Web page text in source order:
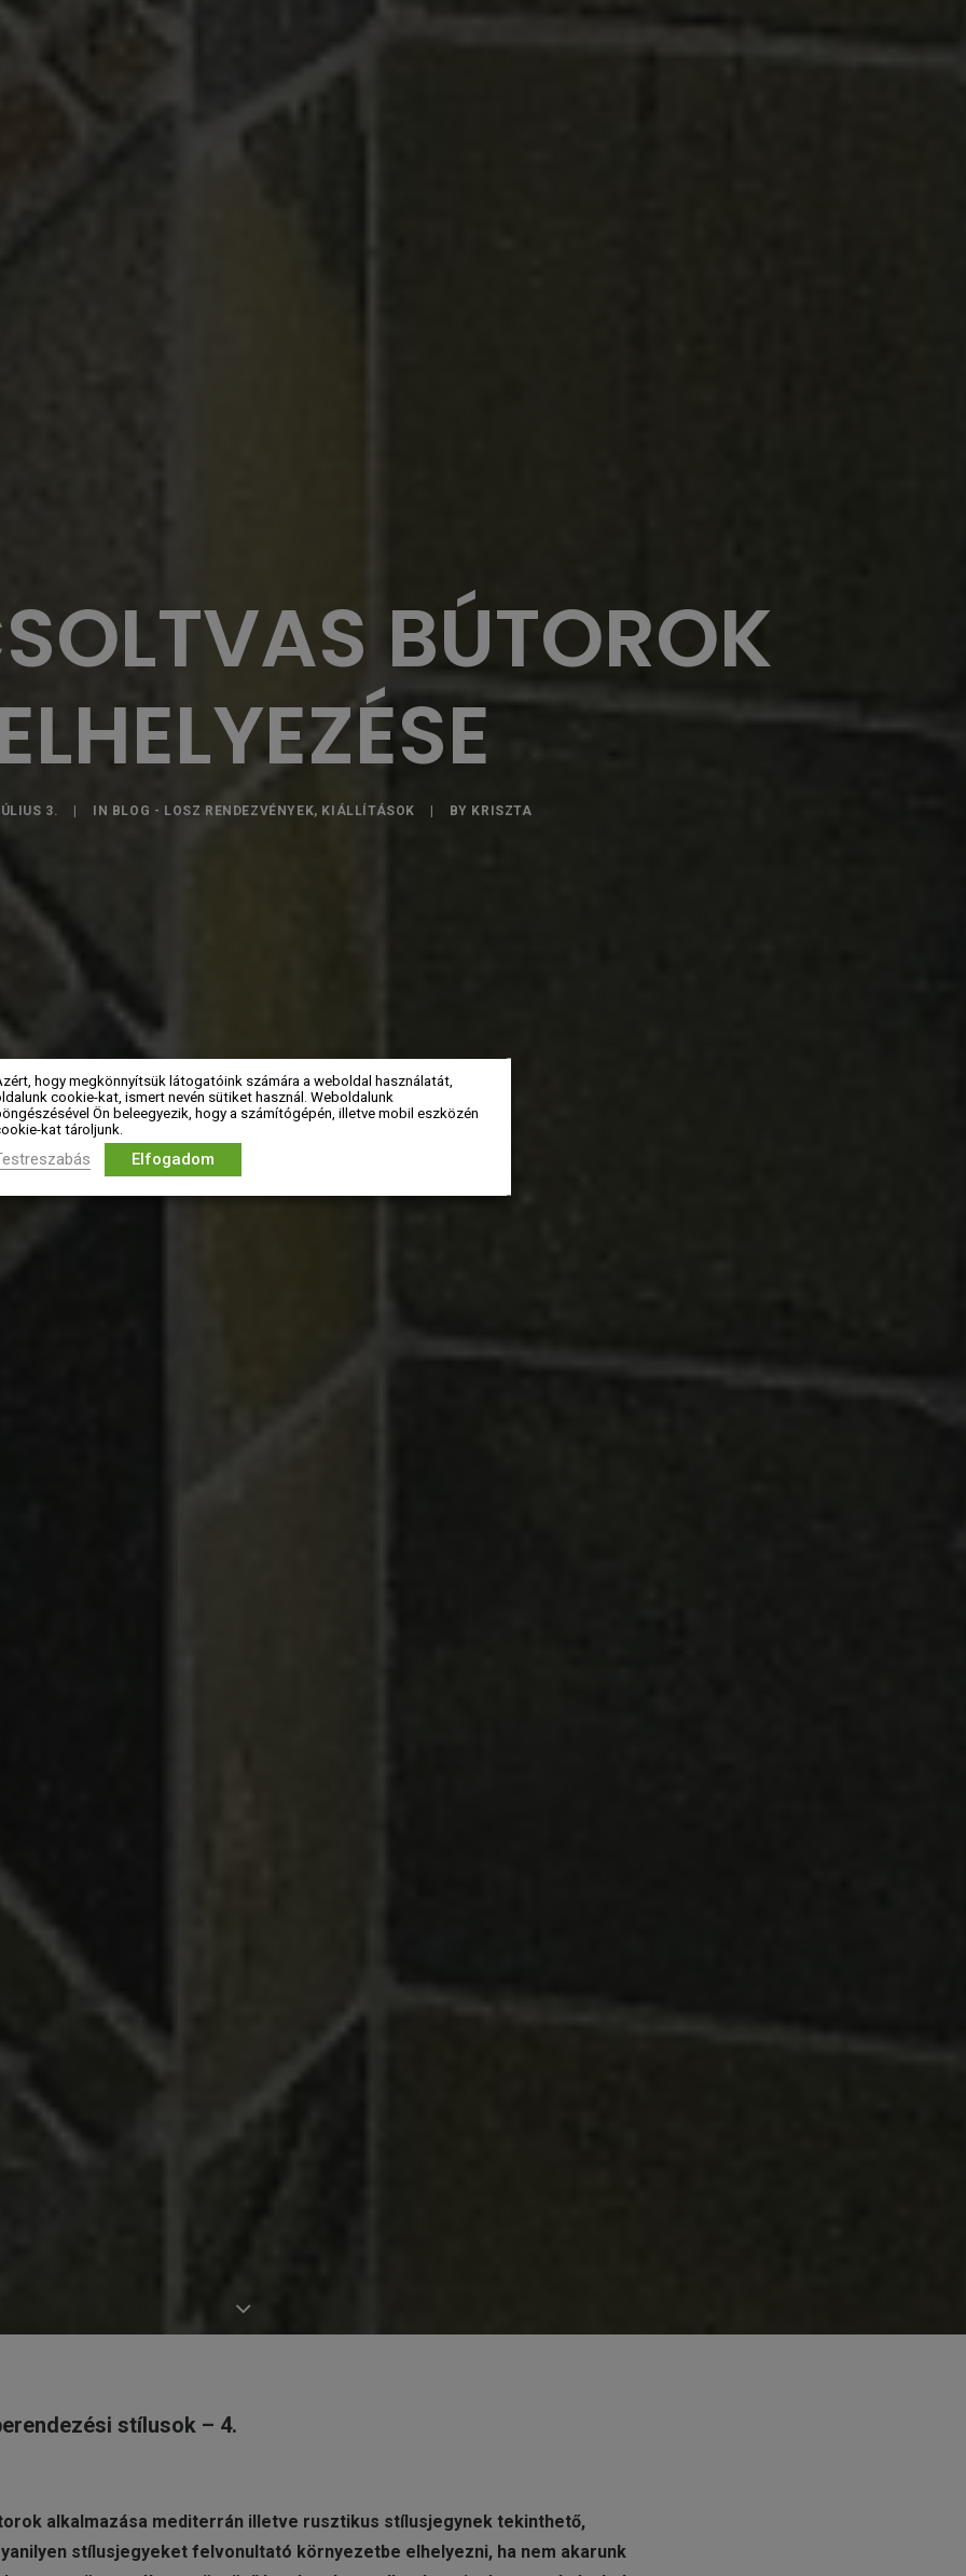
BÚTOROK
3. IN BLOG - LOSZ RENDEZVÉNYEK, KIÁLLÍTÁSOK BY KRISZTA
stílusok – 4.
alkalmazása mediterrán illetve rusztikus stílusjegynek tekinthető,
stílusjegyeket felvonultató környezetbe elhelyezni, ha nem akarunk
hogy megkönnyítsük látogatóink számára a weboldal használatát,
cookie-kat, ismert nevén sütiket használ. Weboldalunk
Ön beleegyezik, hogy a számítógépén, illetve mobil eszközén
kat tároljunk.
Elfogadom